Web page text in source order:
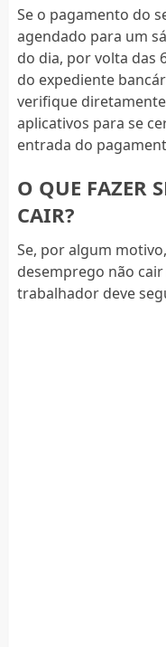
Se o pagamento do
agendado para um
do dia, por volta das
do expediente
verifique
aplicativos para se
entrada do
O QUE FAZER
CAIR?
Se, por algum
desemprego não
trabalhador deve